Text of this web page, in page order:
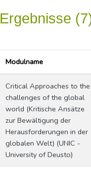
Ergebnisse
Modulname
Critical Approaches to the
challenges of the global
world (Kritische Ansätze
zur Bewältigung der
Herausforderungen in der
globalen Welt) (UNIC -
University of Deusto)